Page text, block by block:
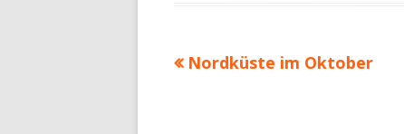
Beitragsnavigation
Vorheriger
Nordküste im Oktober